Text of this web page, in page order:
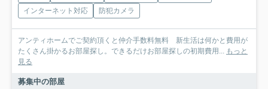
インターネット対応
防犯カメラ
アンティホームでご契約頂くと仲介手数料無料 新生活は何かと費用が
たくさん掛かるお部屋探し。できるだけお部屋探しの初期費用... もっと
見る
募集中の部屋